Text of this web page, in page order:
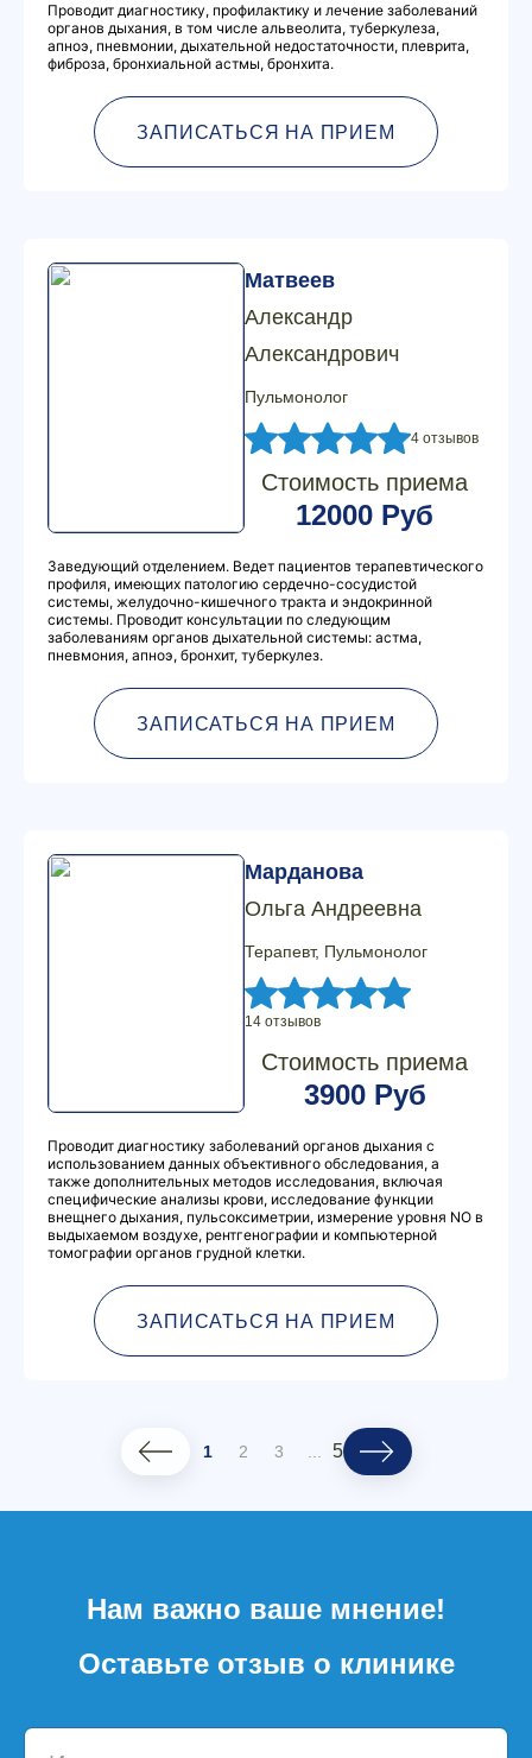
Проводит диагностику, профилактику и лечение заболеваний
органов дыхания, в том числе альвеолита, туберкулеза,
апноэ, пневмонии, дыхательной недостаточности, плеврита,
фиброза, бронхиальной астмы, бронхита.
ЗАПИСАТЬСЯ НА ПРИЕМ
Матвеев
Александр
Александрович
Пульмонолог
4 отзывов
Стоимость приема
12000 Руб
Заведующий отделением. Ведет пациентов терапевтического
профиля, имеющих патологию сердечно-сосудистой
системы, желудочно-кишечного тракта и эндокринной
системы. Проводит консультации по следующим
заболеваниям органов дыхательной системы: астма,
пневмония, апноэ, бронхит, туберкулез.
ЗАПИСАТЬСЯ НА ПРИЕМ
Марданова
Ольга Андреевна
Терапевт, Пульмонолог
14 отзывов
Стоимость приема
3900 Руб
Проводит диагностику заболеваний органов дыхания с
использованием данных объективного обследования, а
также дополнительных методов исследования, включая
специфические анализы крови, исследование функции
внещнего дыхания, пульсоксиметрии, измерение уровня NO в
выдыхаемом воздухе, рентгенографии и компьютерной
томографии органов грудной клетки.
ЗАПИСАТЬСЯ НА ПРИЕМ
1 2 3 5
Нам важно ваше мнение!
Оставьте отзыв о клинике